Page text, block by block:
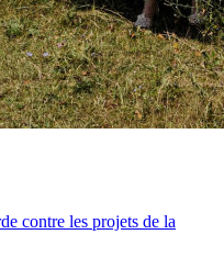
contre les projets de la